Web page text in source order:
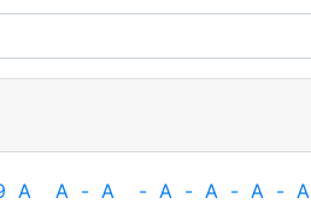
A A - A - A - A - A - A